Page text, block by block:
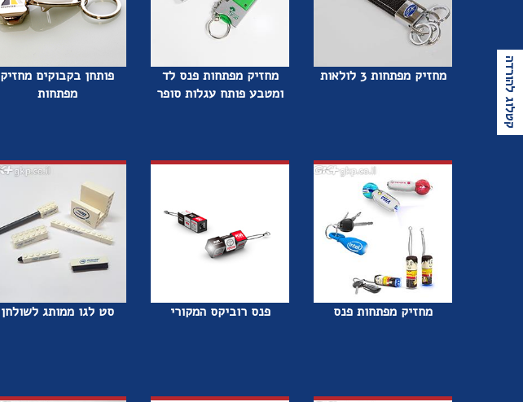
קטלוג להורדה מחזיק מפתחות 3 לולאות
מחזיק מפתחות פנס לד
ומטבע פותח עגלות סופר
פותחן בקבוקים מחזיק
מפתחות
מחזיק מפתחות פנס פנס רוביקס המקורי סט לגו ממותג לשולחן